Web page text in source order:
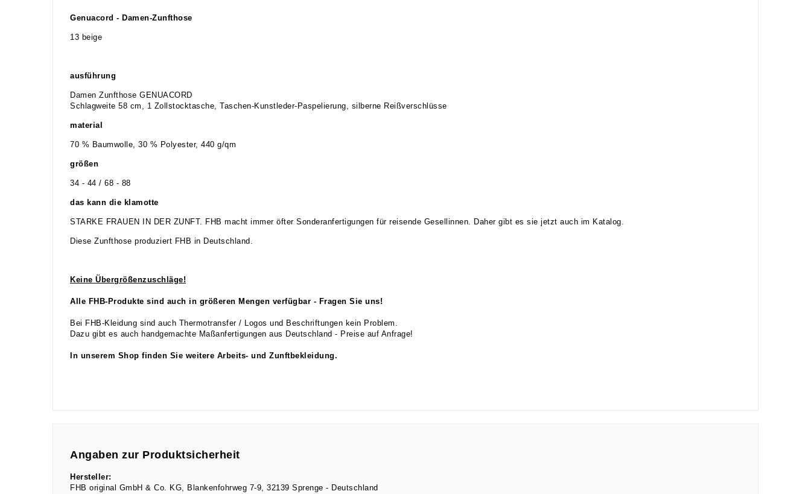
Genuacord - Damen-Zunfthose
13 beige
ausführung
Damen Zunfthose GENUACORD
Schlagweite 58 cm, 1 Zollstocktasche, Taschen-Kunstleder-Paspelierung, silberne Reißverschlüsse
material
70 % Baumwolle, 30 % Polyester, 440 g/qm
größen
34 - 44 / 68 - 88
das kann die klamotte
STARKE FRAUEN IN DER ZUNFT. FHB macht immer öfter Sonderanfertigungen für reisende Gesellinnen. Daher gibt es sie jetzt auch im Katalog.
Diese Zunfthose produziert FHB in Deutschland.
Keine Übergrößenzuschläge!
Alle FHB-Produkte sind auch in größeren Mengen verfügbar - Fragen Sie uns!
Bei FHB-Kleidung sind auch Thermotransfer / Logos und Beschriftungen kein Problem.
Dazu gibt es auch handgemachte Maßanfertigungen aus Deutschland - Preise auf Anfrage!
In unserem Shop finden Sie weitere Arbeits- und Zunftbekleidung.
Angaben zur Produktsicherheit
Hersteller:
FHB original GmbH & Co. KG
Blankenfohrweg 7-9 32139 Sprenge
Deutschland